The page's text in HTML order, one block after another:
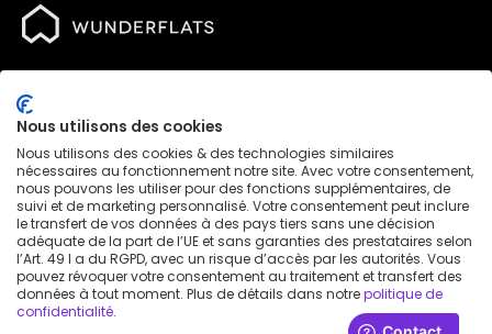
Destinations
Entreprise
Réseaux sociaux
Nous utilisons des cookies
Nous utilisons des cookies & des technologies similaires
nécessaires au fonctionnement notre site. Avec votre consentement,
nous pouvons les utiliser pour des fonctions supplémentaires, de
suivi et de marketing personnalisé. Votre consentement peut inclure
le transfert de vos données à des pays tiers sans une décision
adéquate de la part de l’UE et sans garanties des prestataires selon
l’Art. 49 I a du RGPD, avec un risque d’accès par les autorités. Vous
pouvez révoquer votre consentement au traitement et transfert des
données à tout moment. Plus de détails dans notrepolitique de
confidentialité.